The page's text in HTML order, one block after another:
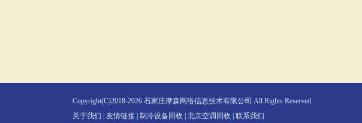
Copyright(C)2018-2026 石家庄摩森网络信息技术有限公司.All Rights Reserved.
关于我们
友情链接 制冷设备回收 北京空调回收 联系我们